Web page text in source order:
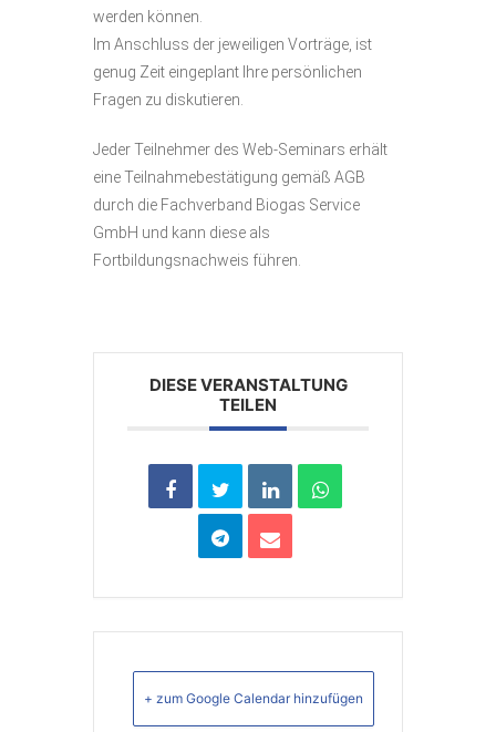
werden können.
Im Anschluss der jeweiligen Vorträge, ist
genug Zeit eingeplant Ihre persönlichen
Fragen zu diskutieren.
Jeder Teilnehmer des Web-Seminars erhält
eine Teilnahmebestätigung gemäß AGB
durch die Fachverband Biogas Service
GmbH und kann diese als
Fortbildungsnachweis führen.
DIESE VERANSTALTUNG
TEILEN
+ zum Google Calendar hinzufügen